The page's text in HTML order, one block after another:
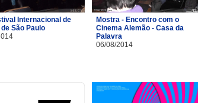
Internacional de
São Paulo
Mostra - Encontro com o
Cinema Alemão - Casa da
Palavra
06/08/2014